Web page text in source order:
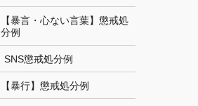
【暴言・心ない言葉】懲戒処
分例
SNS懲戒処分例
【暴行】懲戒処分例